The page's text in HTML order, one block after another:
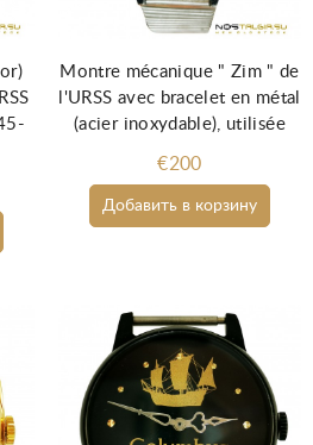
Добавить в корзину
Montre mécanique " Zim " de
l'URSS avec bracelet en métal
(acier inoxydable), utilisée
€200